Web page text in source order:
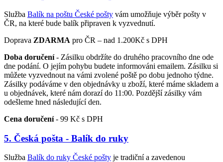
Služba Balík na poštu České pošty vám umožňuje výběr pošty v
ČR, na které bude balík připraven k vyzvednutí.
Doprava ZDARMA pro ČR – nad 1.200Kč s DPH
Doba doručení- Zásilku obdržíte do druhého pracovního dne ode
dne podání. O jejím pohybu budete informováni emailem. Zásilku si
můžete vyzvednout na vámi zvolené poště po dobu jednoho týdne.
Zásilky podáváme v den objednávky u zboží, které máme skladem a
u objednávek, které nám dorazí do 11:00. Pozdější zásilky vám
odešleme hned následující den.
Cena doručení- 99 Kč s DPH
5. Česká pošta - Balík do ruky
Služba Balík do ruky České pošty je tradiční a zavedenou